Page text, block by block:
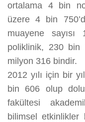
ortalama 4 bin
üzere 4 bin
muayene
poliklinik, 230
milyon 316 bindir.
2012 yılı için bir
bin 606 olup
fakültesi
bilimsel etkinlikler